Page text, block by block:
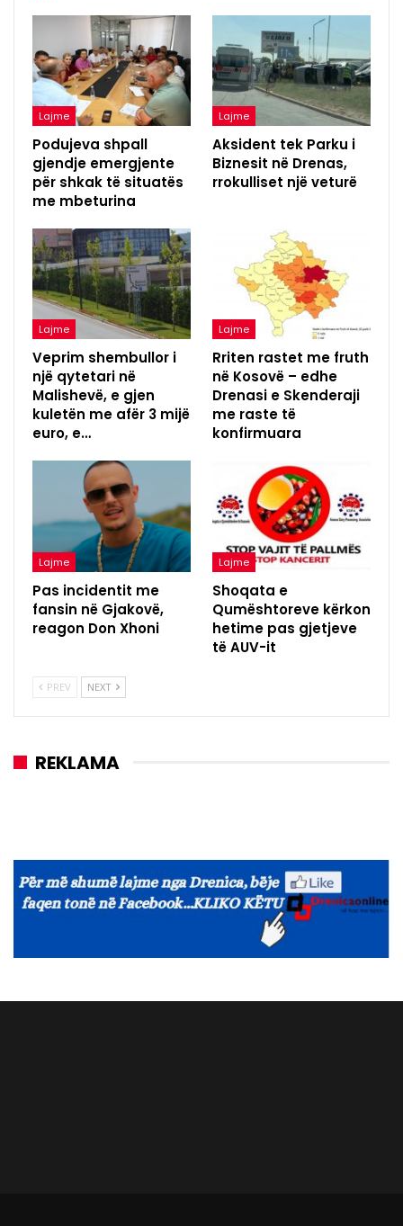
Lajme
Podujeva shpall
gjendje emergjente
për shkak të situatës
me mbeturina
Lajme
Aksident tek Parku i
Biznesit në Drenas,
rrokulliset një veturë
Lajme
Veprim shembullor i
një qytetari në
Malishevë, e gjen
kuletën me afër 3 mijë
euro, e…
Lajme
Rriten rastet me fruth
në Kosovë – edhe
Drenasi e Skenderaji
me raste të
konfirmuara
Lajme
Pas incidentit me
fansin në Gjakovë,
reagon Don Xhoni
Lajme
Shoqata e
Qumështoreve kërkon
hetime pas gjetjeve
të AUV-it
PREV NEXT
REKLAMA